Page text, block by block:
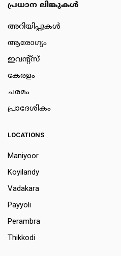
പ്രധാന ലിങ്കുകൾ
അറിയിപ്പുകള്‍
ആരോഗ്യം
ഇവന്റ്സ്
കേരളം
ചരമം
പ്രാദേശികം
LOCATIONS
Maniyoor
Koyilandy
Vadakara
Payyoli
Perambra
Thikkodi